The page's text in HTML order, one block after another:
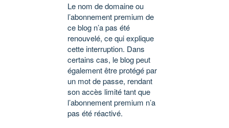
Le nom de domaine ou
l’abonnement premium de
ce blog n’a pas été
renouvelé, ce qui explique
cette interruption. Dans
certains cas, le blog peut
également être protégé par
un mot de passe, rendant
son accès limité tant que
l’abonnement premium n’a
pas été réactivé.